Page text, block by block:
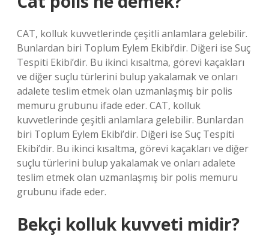
CAT, kolluk kuvvetlerinde çeşitli anlamlara gelebilir.
Bunlardan biri Toplum Eylem Ekibi’dir. Diğeri ise Suç
Tespiti Ekibi’dir. Bu ikinci kısaltma, görevi kaçakları
ve diğer suçlu türlerini bulup yakalamak ve onları
adalete teslim etmek olan uzmanlaşmış bir polis
memuru grubunu ifade eder. CAT, kolluk
kuvvetlerinde çeşitli anlamlara gelebilir. Bunlardan
biri Toplum Eylem Ekibi’dir. Diğeri ise Suç Tespiti
Ekibi’dir. Bu ikinci kısaltma, görevi kaçakları ve diğer
suçlu türlerini bulup yakalamak ve onları adalete
teslim etmek olan uzmanlaşmış bir polis memuru
grubunu ifade eder.
Bekçi kolluk kuvveti midir?